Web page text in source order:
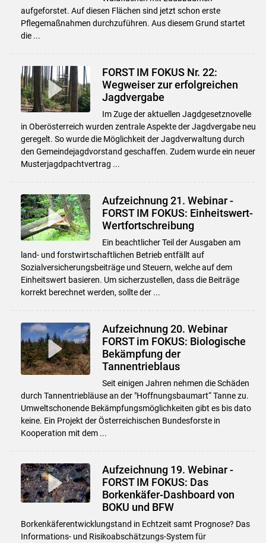
aufgeforstet. Auf diesen Flächen sind jetzt schon erste
Pflegemaßnahmen durchzuführen. Aus diesem Grund startet
die ...
FORST IM FOKUS Nr. 22:
Wegweiser zur erfolgreichen
Jagdvergabe
Im Zuge der aktuellen Jagdgesetznovelle
in Oberösterreich wurden zentrale Aspekte der Jagdvergabe neu
geregelt. So wurde die Möglichkeit der Jagdverwaltung durch
den Gemeindejagdvorstand geschaffen. Zudem wurde ein neuer
Musterjagdpachtvertrag ...
Aufzeichnung 21. Webinar -
FORST IM FOKUS: Einheitswert-
Wertfortschreibung
Ein beachtlicher Teil der Ausgaben am
land- und forstwirtschaftlichen Betrieb entfällt auf
Sozialversicherungsbeiträge und Steuern, welche auf dem
Einheitswert basieren. Um sicherzustellen, dass die Beiträge
korrekt berechnet werden, sollte der ...
Aufzeichnung 20. Webinar
FORST im FOKUS: Biologische
Bekämpfung der
Tannentrieblaus
Seit einigen Jahren nehmen die Schäden
durch Tannentriebläuse an der "Hoffnungsbaumart“ Tanne zu.
Umweltschonende Bekämpfungsmöglichkeiten gibt es bis dato
keine. Ein Projekt der Österreichischen Bundesforste in
Kooperation mit dem ...
Aufzeichnung 19. Webinar -
FORST IM FOKUS: Das
Borkenkäfer-Dashboard von
BOKU und BFW
Borkenkäferentwicklungstand in Echtzeit samt Prognose? Das
Informations- und Risikoabschätzungs-System für